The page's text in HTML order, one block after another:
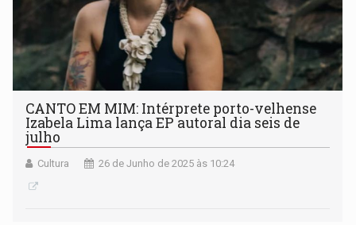
CANTO EM MIM: Intérprete porto-velhense
Izabela Lima lança EP autoral dia seis de
julho
Cultura 26 de Junho de 2025 às 10:24